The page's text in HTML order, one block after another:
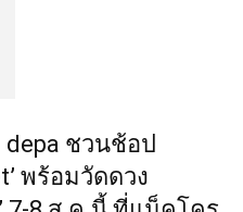
ชวนช้อป
พร้อมวัดดวง